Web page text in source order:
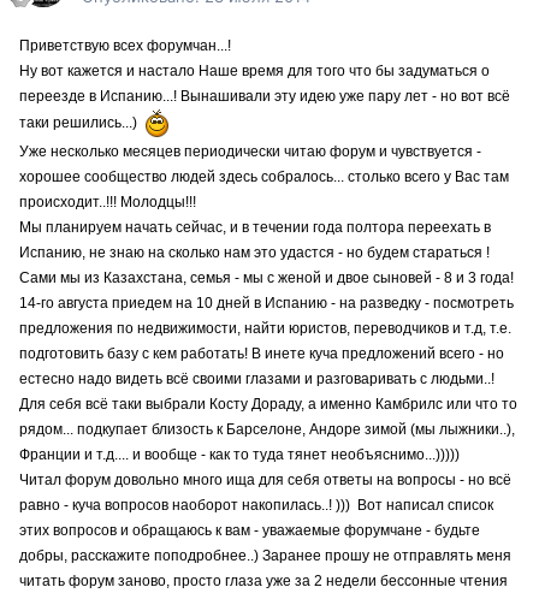
Приветствую всех форумчан...!
Ну вот кажется и настало Наше время для того что бы задуматься о
переезде в Испанию...! Вынашивали эту идею уже пару лет - но вот всё
таки решились...)
Уже несколько месяцев периодически читаю форум и чувствуется -
хорошее сообщество людей здесь собралось... столько всего у Вас там
происходит..!!! Молодцы!!!
Мы планируем начать сейчас, и в течении года полтора переехать в
Испанию, не знаю на сколько нам это удастся - но будем стараться !
Сами мы из Казахстана, семья - мы с женой и двое сыновей - 8 и 3 года!
14-го августа приедем на 10 дней в Испанию - на разведку - посмотреть
предложения по недвижимости, найти юристов, переводчиков и т.д, т.е.
подготовить базу с кем работать! В инете куча предложений всего - но
естесно надо видеть всё своими глазами и разговаривать с людьми..!
Для себя всё таки выбрали Косту Дораду, а именно Камбрилс или что то
рядом... подкупает близость к Барселоне, Андоре зимой (мы лыжники..),
Франции и т.д.... и вообще - как то туда тянет необъяснимо...)))))
Читал форум довольно много ища для себя ответы на вопросы - но всё
равно - куча вопросов наоборот накопилась..! ))) Вот написал список
этих вопросов и обращаюсь к вам - уважаемые форумчане - будьте
добры, расскажите поподробнее..) Заранее прошу не отправлять меня
читать форум заново, просто глаза уже за 2 недели бессонные чтения